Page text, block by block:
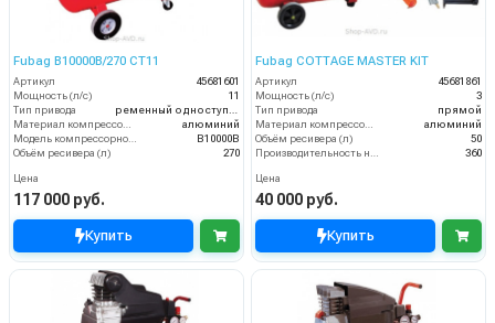
Fubag B10000B/270 CT11
Артикул
45681601
Мощность (л/с)
11
Тип привода
алюминий
B10000B
Объём ресивера (л)
270
Цена
117 000 руб.
Купить
Fubag COTTAGE MASTER KIT
Артикул
45681861
Мощность (л/с)
3
Тип привода
прямой
алюминий
Объём ресивера (л)
50
360
Цена
40 000 руб.
Купить